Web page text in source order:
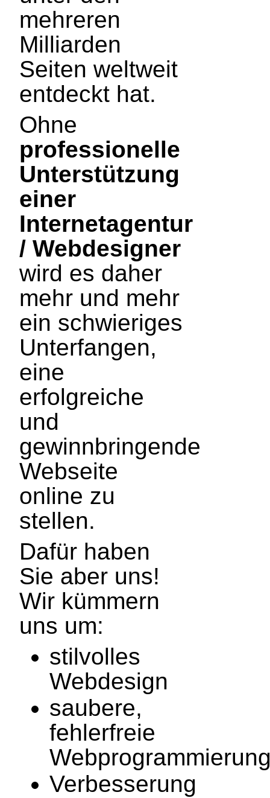
mehreren
Milliarden
Seiten weltweit
entdeckt hat.
Ohne
professionelle
Unterstützung
einer
Internetagentur
/ Webdesigner
wird es daher
mehr und mehr
ein schwieriges
Unterfangen,
eine
erfolgreiche
und
gewinnbringende
Webseite
online zu
stellen.
Dafür haben
Sie aber uns!
Wir kümmern
uns um:
stilvolles
Webdesign
saubere,
fehlerfreie
Verbesserung